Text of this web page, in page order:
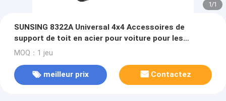
1/1
SUNSING 8322A Universal 4x4 Accessoires de
support de toit en acier pour voiture pour les
voyages avec 4 vélos
MOQ：1 jeu
meilleur prix Contactez